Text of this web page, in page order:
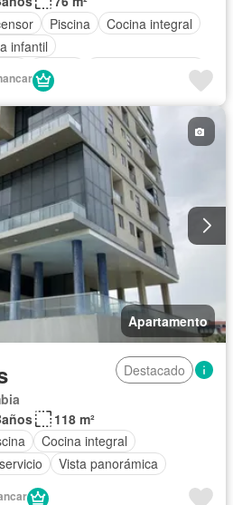
Piscina
Cocina integral
infantil
Alarma
Cuarto de servicio
amoblada
Apartamento
Destacado
118 m²
Cocina integral
Vista panorámica